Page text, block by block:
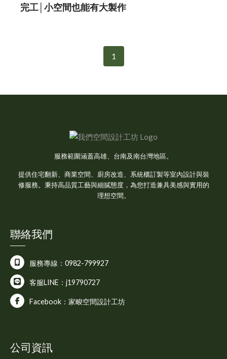
完工│小空間也能有大製作
1
服務範圍涵蓋高雄、台南及南台灣地區。
提供住宅翻新、商業空間、廚房改造、系統櫃訂製等室內設計與裝
修服務。秉持高品質工藝與細膩態度，為您打造兼具美感與實用的
理想空間。
聯絡我們
服務專線：0982-799927
客服LINE：j19790727
Facebook：家畯空間設計工坊
公司資訊